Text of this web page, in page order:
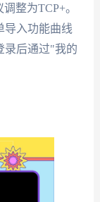
整为TCP+。
导入功能曲线
后通过"我的